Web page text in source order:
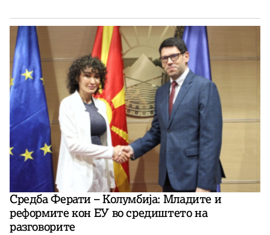
Средба Ферати – Колумбија: Младите и
реформите кон ЕУ во средиштето на
разговорите